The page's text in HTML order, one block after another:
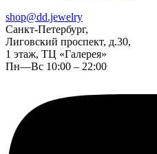
shop@dd.jewelry
Санкт-Петербург,
Лиговский проспект, д.30,
1 этаж, ТЦ «Галерея»
Пн—Вс 10:00 – 22:00